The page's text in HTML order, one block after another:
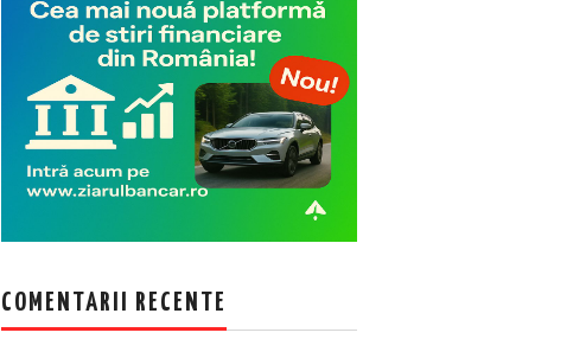
COMENTARII RECENTE